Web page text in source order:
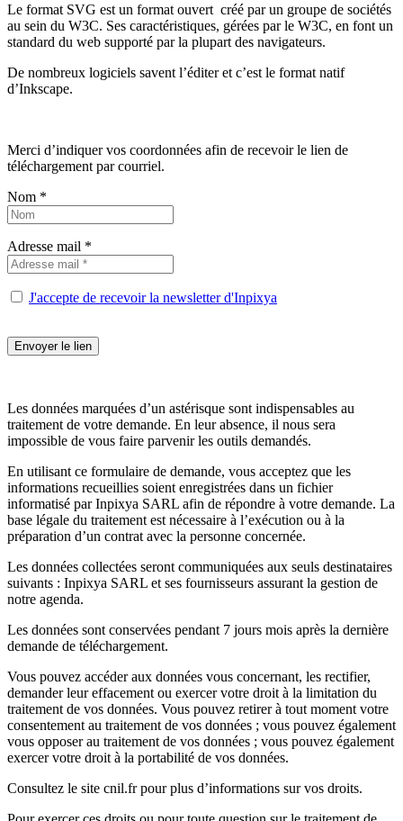
Le format SVG est un format ouvert créé par un groupe de sociétés
au sein du W3C. Ses caractéristiques, gérées par le W3C, en font un
standard du web supporté par la plupart des navigateurs.
De nombreux logiciels savent l’éditer et c’est le format natif
d’Inkscape.
Merci d’indiquer vos coordonnées afin de recevoir le lien de
téléchargement par courriel.
Nom *
Adresse mail *
J'accepte de recevoir la newsletter d'Inpixya
Les données marquées d’un astérisque sont indispensables au
traitement de votre demande. En leur absence, il nous sera
impossible de vous faire parvenir les outils demandés.
En utilisant ce formulaire de demande, vous acceptez que les
informations recueillies soient enregistrées dans un fichier
informatisé par Inpixya SARL afin de répondre à votre demande. La
base légale du traitement est nécessaire à l’exécution ou à la
préparation d’un contrat avec la personne concernée.
Les données collectées seront communiquées aux seuls destinataires
suivants : Inpixya SARL et ses fournisseurs assurant la gestion de
notre agenda.
Les données sont conservées pendant 7 jours mois après la dernière
demande de téléchargement.
Vous pouvez accéder aux données vous concernant, les rectifier,
demander leur effacement ou exercer votre droit à la limitation du
traitement de vos données. Vous pouvez retirer à tout moment votre
consentement au traitement de vos données ; vous pouvez également
vous opposer au traitement de vos données ; vous pouvez également
exercer votre droit à la portabilité de vos données.
Consultez le site cnil.fr pour plus d’informations sur vos droits.